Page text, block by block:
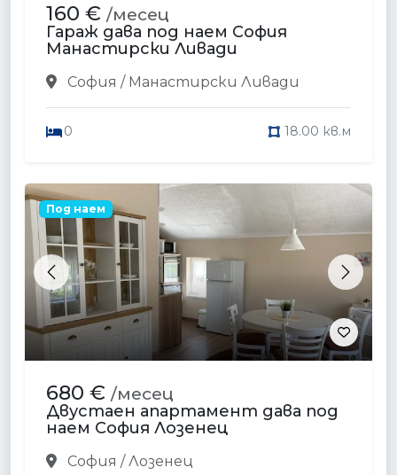
160 € /месец
Гараж дава под наем София
Манастирски Ливади
София / Манастирски Ливади
0 18.00 кв.м
Previous Next
Под наем
680 € /месец
Двустаен апартамент дава под
наем София Лозенец
София / Лозенец